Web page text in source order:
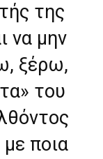
της
να μην
ξέρω,
του
ποια